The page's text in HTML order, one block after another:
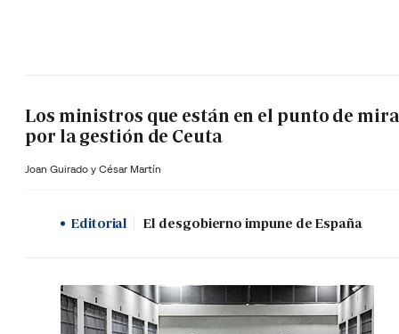
Los ministros que están en el punto de mira
por la gestión de Ceuta
Joan Guirado y César Martín
Editorial El desgobierno impune de España